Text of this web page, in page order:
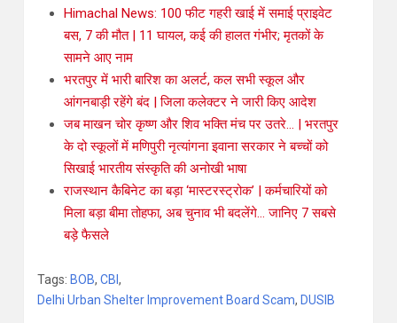
Himachal News: 100 फीट गहरी खाई में समाई प्राइवेट
बस, 7 की मौत | 11 घायल, कई की हालत गंभीर; मृतकों के
सामने आए नाम
भरतपुर में भारी बारिश का अलर्ट, कल सभी स्कूल और
आंगनबाड़ी रहेंगे बंद | जिला कलेक्टर ने जारी किए आदेश
जब माखन चोर कृष्ण और शिव भक्ति मंच पर उतरे… | भरतपुर
के दो स्कूलों में मणिपुरी नृत्यांगना इवाना सरकार ने बच्चों को
सिखाई भारतीय संस्कृति की अनोखी भाषा
राजस्थान कैबिनेट का बड़ा ‘मास्टरस्ट्रोक’ | कर्मचारियों को
मिला बड़ा बीमा तोहफा, अब चुनाव भी बदलेंगे… जानिए 7 सबसे
बड़े फैसले
Tags: BOB, CBI ,
Delhi Urban Shelter Improvement Board Scam, DUSIB